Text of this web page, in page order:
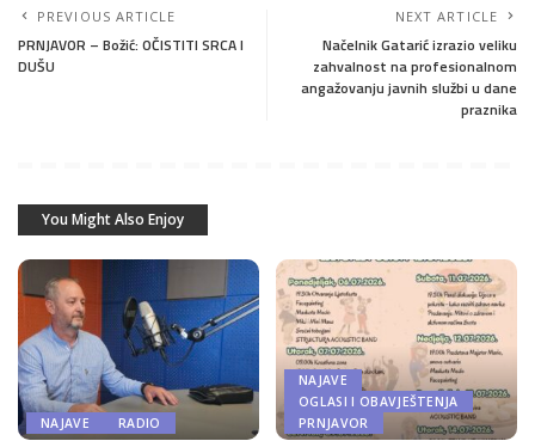
PREVIOUS ARTICLE
PRNJAVOR – Božić: OČISTITI SRCA I
DUŠU
NEXT ARTICLE
Načelnik Gatarić izrazio veliku
zahvalnost na profesionalnom
angažovanju javnih službi u dane
praznika
You Might Also Enjoy
NAJAVE RADIO
NAJAVE
OGLASI I OBAVJEŠTENJA
PRNJAVOR